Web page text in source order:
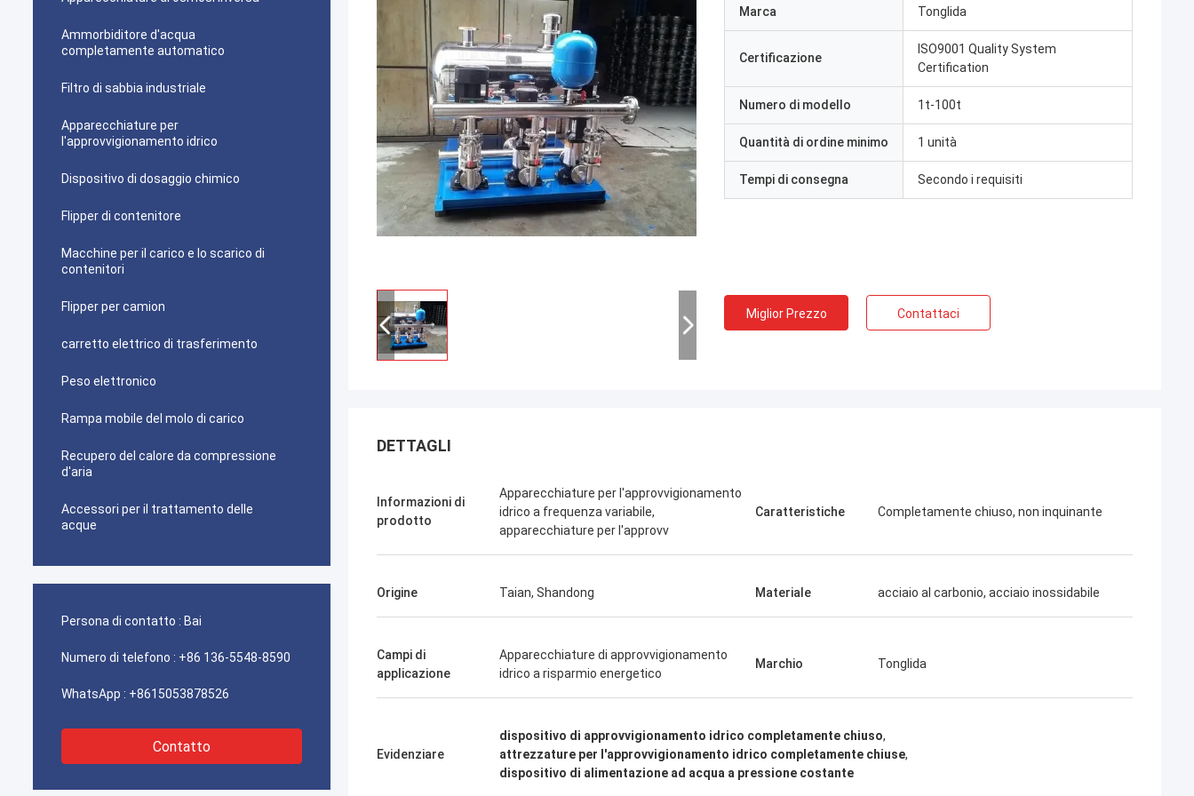
Ammorbiditore d'acqua
completamente automatico
Filtro di sabbia industriale
Apparecchiature per
l'approvvigionamento idrico
Dispositivo di dosaggio chimico
Flipper di contenitore
Macchine per il carico e lo scarico di
contenitori
Flipper per camion
carretto elettrico di trasferimento
Peso elettronico
Rampa mobile del molo di carico
Recupero del calore da compressione
d'aria
Accessori per il trattamento delle
acque
Persona di contatto : Bai
Numero di telefono : +86 136-5548-8590
WhatsApp : +8615053878526
Contatto
Marca Tonglida
Certificazione
ISO9001 Quality System
Certification
Numero di modello 1t-100t
Quantità di ordine minimo 1 unità
Tempi di consegna Secondo i requisiti
Miglior Prezzo Contattaci
DETTAGLI
Informazioni di
prodotto
Apparecchiature per l'approvvigionamento
idrico a frequenza variabile,
apparecchiature per l'approvv
Caratteristiche Completamente chiuso, non inquinante
Origine Taian, Shandong Materiale acciaio al carbonio, acciaio inossidabile
Campi di
applicazione
Apparecchiature di approvvigionamento
idrico a risparmio energetico
Marchio Tonglida
Evidenziare
dispositivo di approvvigionamento idrico completamente chiuso,
attrezzature per l'approvvigionamento idrico completamente chiuse,
dispositivo di alimentazione ad acqua a pressione costante